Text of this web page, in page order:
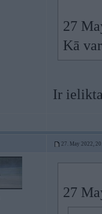
27
Kā
Ir
27. May 2022,
27